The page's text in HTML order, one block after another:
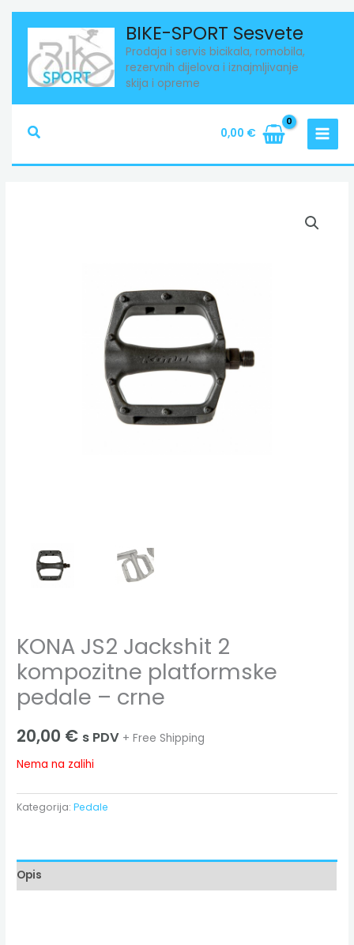
content
BIKE-SPORT Sesvete
Prodaja i servis bicikala, romobila,
rezervnih dijelova i iznajmljivanje
skija i opreme
Search 0,00 €
KONA JS2 Jackshit 2
kompozitne platformske
pedale – crne
20,00 € s PDV + Free Shipping
Nema na zalihi
Kategorija:Pedale
Opis